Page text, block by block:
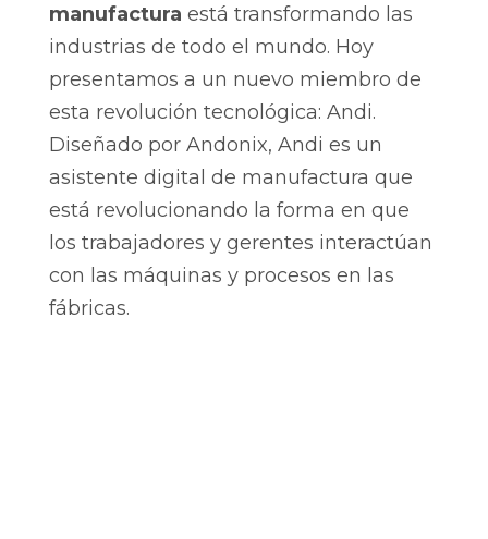
manufactura está transformando las
industrias de todo el mundo. Hoy
presentamos a un nuevo miembro de
esta revolución tecnológica: Andi.
Diseñado por Andonix, Andi es un
asistente digital de manufactura que
está revolucionando la forma en que
los trabajadores y gerentes interactúan
con las máquinas y procesos en las
fábricas.